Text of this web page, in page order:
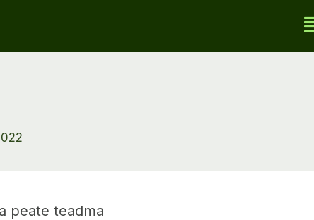
peate teadma